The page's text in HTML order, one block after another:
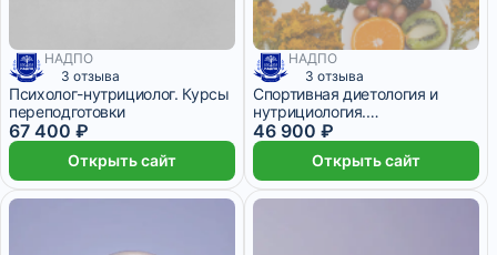
НАДПО
3 отзыва
Психолог-нутрициолог. Курсы
переподготовки
67 400 ₽
Открыть сайт
НАДПО
3 отзыва
Спортивная диетология и
нутрициология.
Переподготовка
46 900 ₽
Открыть сайт